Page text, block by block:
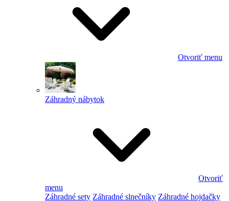
Otvoriť menu
Záhradný nábytok
Otvoriť
menu
Záhradné sety Záhradné slnečníky Záhradné hojdačky